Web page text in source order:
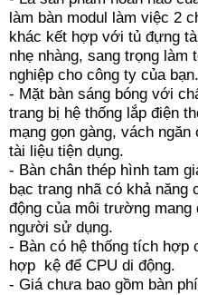
làm bàn modul làm việc 2
khác kết hợp với tủ đựng
nhẹ nhàng, sang trọng làm
nghiệp cho công ty của bạn.
- Mặt bàn sáng bóng với
trang bị hệ thống lắp điện
mạng gọn gàng, vách
tài liệu tiện dụng.
- Bàn chân thép hình tam
bạc trang nhã có khả năng
động của môi trường
người sử dụng.
- Bàn có hệ thống tích hợp
hợp kệ để CPU di động.
- Giá chưa bao gồm bàn